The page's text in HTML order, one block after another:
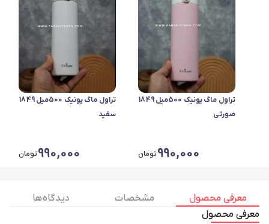
تراول ماگ یونیک 500میل 1849
صورتی
990,000تومان
تراول ماگ یونیک 500میل 1849
سفید
990,000تومان
معرفی محصول مشخصات
دیدگاه ها
معرفی محصول